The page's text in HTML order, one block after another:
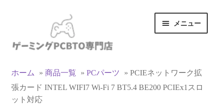
ゲ
ョ
ン
へ
テ
へ
ス
キ
メニュー
マイアカウント
ホーム » 商品一覧 » PCパーツ » PCIEネットワーク拡
張カード INTEL WIFI7 Wi-Fi 7 BT5.4 BE200 PCIEx1スロ
ット対応